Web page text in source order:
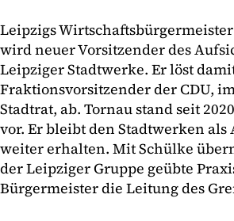
Leipzigs
wird neuer Vorsitzender des
Leipziger Stadtwerke. Er löst
Fraktionsvorsitzender der CDU,
Stadtrat, ab. Tornau stand seit
vor. Er bleibt den Stadtwerken als
weiter erhalten. Mit Schülke
der Leipziger Gruppe geübte
Bürgermeister die Leitung des